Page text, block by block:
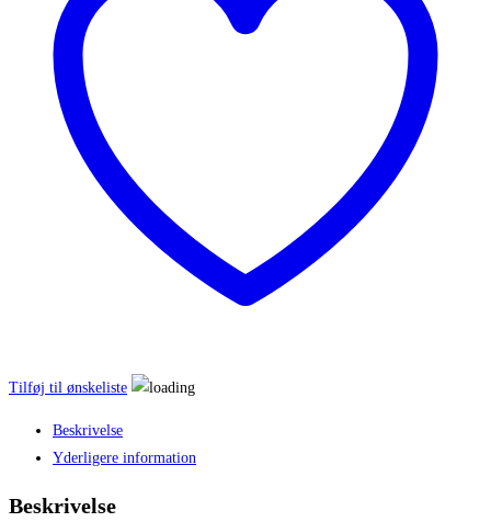
Tilføj til ønskeliste
Beskrivelse
Yderligere information
Beskrivelse